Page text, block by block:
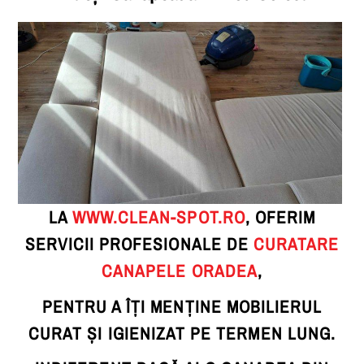
LAWWW.CLEAN-SPOT.RO, OFERIM
SERVICII PROFESIONALE DE CURATARE
CANAPELE ORADEA,
PENTRU A ÎȚI MENȚINE MOBILIERUL
CURAT ȘI IGIENIZAT PE TERMEN LUNG.